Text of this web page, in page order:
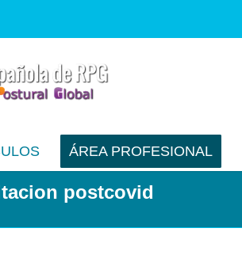
ÁREA PROFESIONAL
postcovid